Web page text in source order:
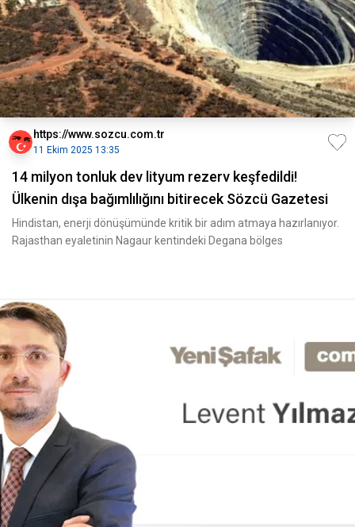
https://www.sozcu.com.tr
11 Ekim 2025 13:35
14 milyon tonluk dev lityum rezerv keşfedildi!
Ülkenin dışa bağımlılığını bitirecek Sözcü Gazetesi
Hindistan, enerji dönüşümünde kritik bir adım atmaya hazırlanıyor.
Rajasthan eyaletinin Nagaur kentindeki Degana bölges